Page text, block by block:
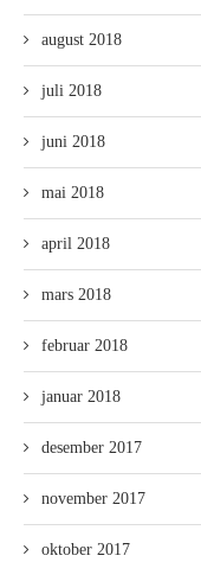
august 2018
juli 2018
juni 2018
mai 2018
april 2018
mars 2018
februar 2018
januar 2018
desember 2017
november 2017
oktober 2017